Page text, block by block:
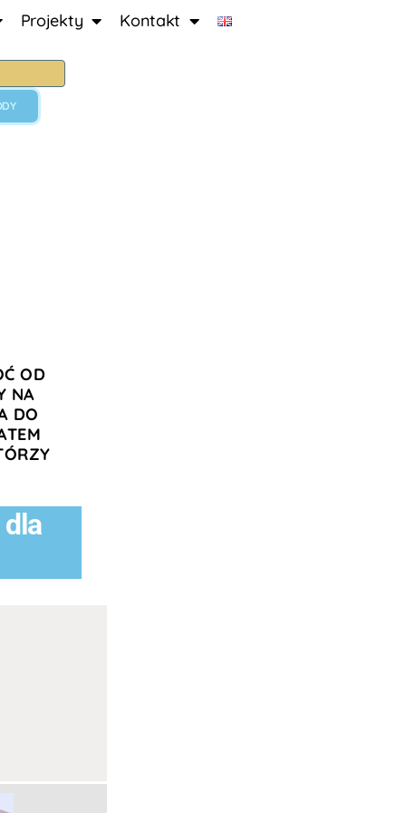
Projekty Kontakt
OD
NA
DO